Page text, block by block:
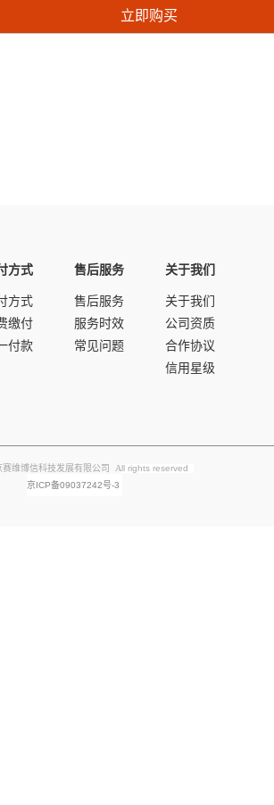
立即购买
方式
方式
缴付
付款
售后服务
售后服务
服务时效
常见问题
关于我们
关于我们
公司资质
合作协议
信用星级
维博信科技发展有限公司 All rights reserved
京ICP备09037242号-3